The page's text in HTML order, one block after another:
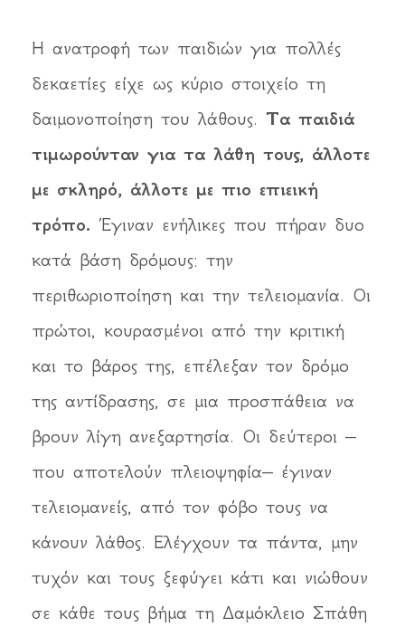
Η ανατροφή των παιδιών για πολλές
δεκαετίες είχε ως κύριο στοιχείο τη
δαιμονοποίηση του λάθους. Τα παιδιά
τιμωρούνταν για τα λάθη τους, άλλοτε
με σκληρό, άλλοτε με πιο επιεική
τρόπο. Έγιναν ενήλικες που πήραν δυο
κατά βάση δρόμους: την
περιθωριοποίηση και την τελειομανία. Οι
πρώτοι, κουρασμένοι από την κριτική
και το βάρος της, επέλεξαν τον δρόμο
της αντίδρασης, σε μια προσπάθεια να
βρουν λίγη ανεξαρτησία. Οι δεύτεροι –
που αποτελούν πλειοψηφία– έγιναν
τελειομανείς, από τον φόβο τους να
κάνουν λάθος. Ελέγχουν τα πάντα, μην
τυχόν και τους ξεφύγει κάτι και νιώθουν
σε κάθε τους βήμα τη Δαμόκλειο Σπάθη